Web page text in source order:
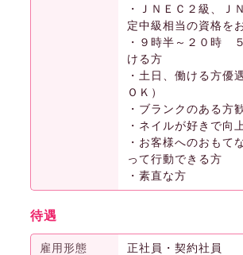
・ＪＮＥＣ２級、Ｊ
定中級相当の資格を
・９時半～２０時
ける方
・土日、働ける方優
ＯＫ）
・ブランクのある方
・ネイルが好きで向
・お客様へのおもて
って行動できる方
・素直な方
待遇
雇用形態 正社員・契約社員